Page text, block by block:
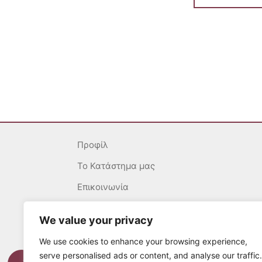
We value your privacy
We use cookies to enhance your browsing experience,
serve personalised ads or content, and analyse our traffic.
Προφίλ
To Κατάστημα μας
Επικοινωνία
Ασφάλεια Συναλλαγών
Πολιτική επιστροφών